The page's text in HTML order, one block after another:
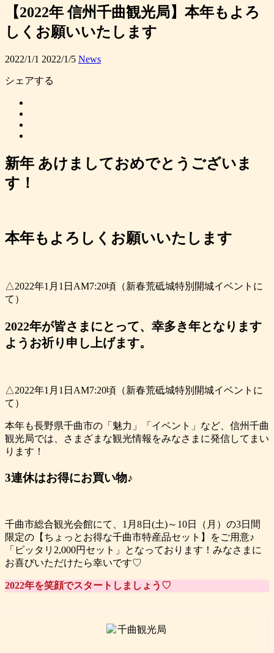
【2022年 信州千曲観光局】本年もよろ
しくお願いいたします
2022/1/1 2022/1/5 News
シェアする
新年 あけましておめでとうございま
す！
本年もよろしくお願いいたします
△2022年1月1日AM7:20頃（新春荒砥城特別開城イベントに
て）
2022年が皆さまにとって、幸多き年となります
ようお祈り申し上げます。
△2022年1月1日AM7:20頃（新春荒砥城特別開城イベントに
て）
本年も長野県千曲市の「魅力」「イベント」など、信州千曲
観光局では、さまざまな観光情報をみなさまに発信してまい
ります！
3連休はお得にお買い物♪
千曲市総合観光会館にて、1月8日(土)～10日（月）の3日間
限定の【ちょっとお得な千曲市特産品セット】をご用意♪
「ピッタリ2,000円セット」となっております！みなさまに
お喜びいただけたら幸いです♡
2022年を笑顔でスタートしましょう♡